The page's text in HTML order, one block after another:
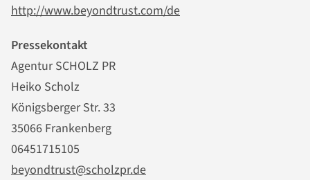
http://www.beyondtrust.com/de
Pressekontakt
Agentur SCHOLZ PR
Heiko Scholz
Königsberger Str. 33
35066 Frankenberg
06451715105
beyondtrust@scholzpr.de